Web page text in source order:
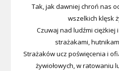
Tak, jak dawniej chroń nas
wszelkich klęsk
Czuwaj nad ludźmi
strażakami,
Strażaków ucz poświęcenia i
żywiołowych, w ratowaniu